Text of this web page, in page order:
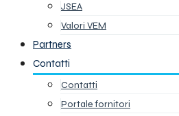
JSEA
Valori VEM
Partners
Contatti
Contatti
Portale fornitori